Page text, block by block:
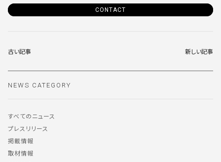
CONTACT
古い記事 新しい記事
NEWS CATEGORY
すべてのニュース
プレスリリース
掲載情報
取材情報